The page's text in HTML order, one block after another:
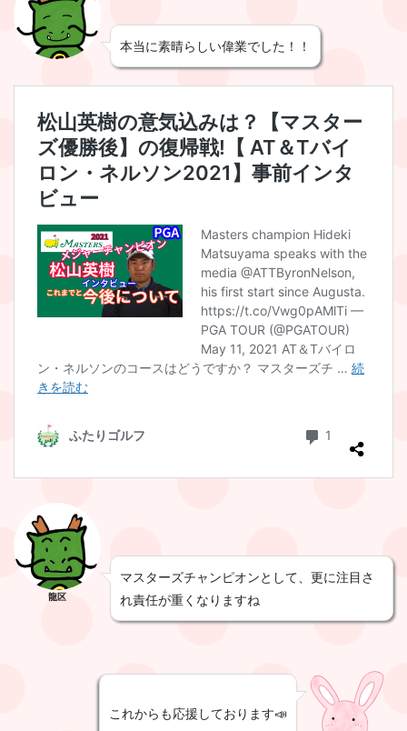
本当に素晴らしい偉業でした！！
龍区
マスターズチャンピオンとして、更に注目さ
れ責任が重くなりますね
これからも応援しております📣